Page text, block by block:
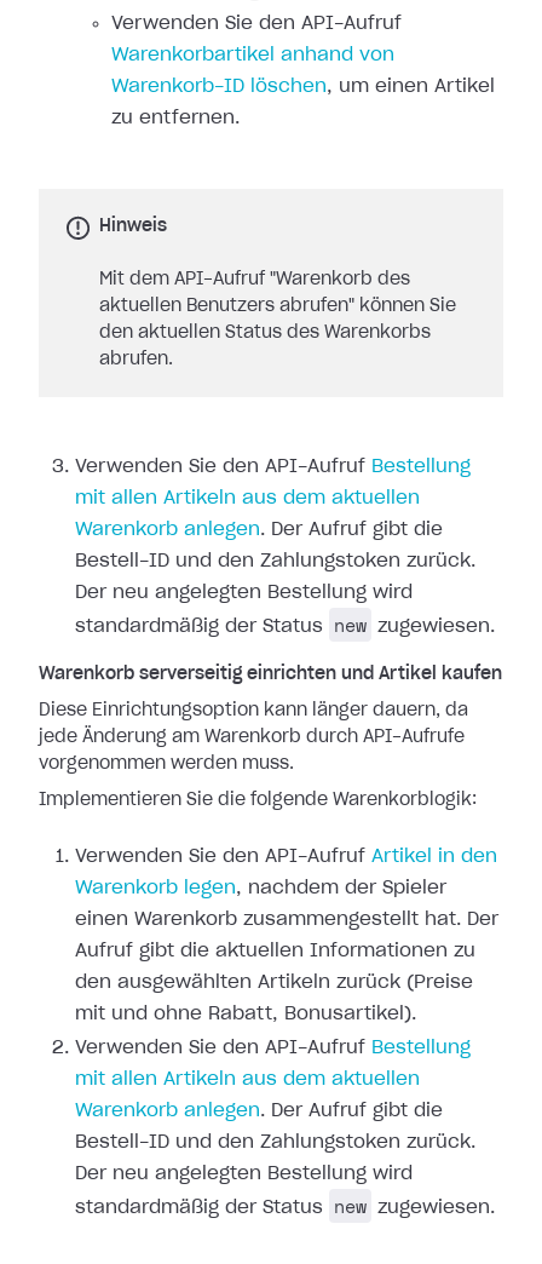
Verwenden Sie den API-Aufruf
Warenkorbartikel anhand von
Warenkorb-ID löschen, um einen Artikel
zu entfernen.
Hinweis
Mit dem API-Aufruf "Warenkorb des
aktuellen Benutzers abrufen" können Sie
den aktuellen Status des Warenkorbs
abrufen.
Verwenden Sie den API-Aufruf Bestellung
mit allen Artikeln aus dem aktuellen
Warenkorb anlegen. Der Aufruf gibt die
Bestell-ID und den Zahlungstoken zurück.
Der neu angelegten Bestellung wird
standardmäßig der Status
new zugewiesen.
Warenkorb serverseitig einrichten und Artikel kaufen
Diese Einrichtungsoption kann länger dauern, da
jede Änderung am Warenkorb durch API-Aufrufe
vorgenommen werden muss.
Implementieren Sie die folgende Warenkorblogik:
Verwenden Sie den API-Aufruf Artikel in den
Warenkorb legen, nachdem der Spieler
einen Warenkorb zusammengestellt hat. Der
Aufruf gibt die aktuellen Informationen zu
den ausgewählten Artikeln zurück (Preise
mit und ohne Rabatt, Bonusartikel).
Verwenden Sie den API-Aufruf Bestellung
mit allen Artikeln aus dem aktuellen
Warenkorb anlegen. Der Aufruf gibt die
Bestell-ID und den Zahlungstoken zurück.
Der neu angelegten Bestellung wird
standardmäßig der Status
new zugewiesen.